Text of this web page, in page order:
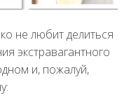
не любит делиться
экстравагантного
и, пожалуй,